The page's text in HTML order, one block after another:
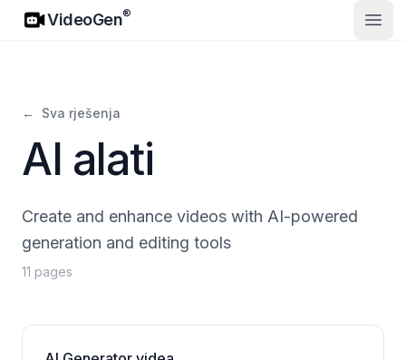
VideoGen
VideoGen®
← Sva rješenja
AI alati
Create and enhance videos with AI-powered
generation and editing tools
11 pages